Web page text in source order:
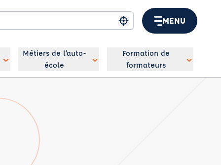
Me géolocaliser
MENU
Métiers de l’auto-
école
Formation de
formateurs